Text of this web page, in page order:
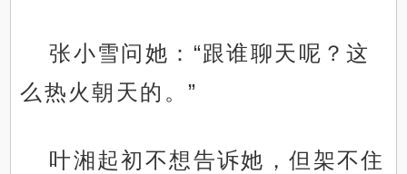
张小雪问她：“跟谁聊天呢？这
么热火朝天的。”
叶湘起初不想告诉她，但架不住